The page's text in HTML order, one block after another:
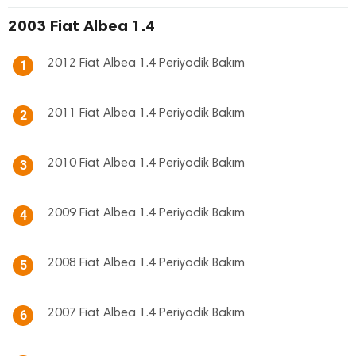
2003 Fiat Albea 1.4
1 2012 Fiat Albea 1.4 Periyodik Bakım
2 2011 Fiat Albea 1.4 Periyodik Bakım
3 2010 Fiat Albea 1.4 Periyodik Bakım
4 2009 Fiat Albea 1.4 Periyodik Bakım
5 2008 Fiat Albea 1.4 Periyodik Bakım
6 2007 Fiat Albea 1.4 Periyodik Bakım